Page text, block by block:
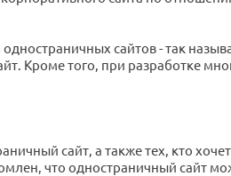
сайтов - так
Кроме того, при разработке
сайт, а также тех, кто
что одностраничный сайт